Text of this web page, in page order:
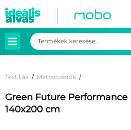
Products
search
Textíliák / Matracvédők /
Green Future Performance
140x200 cm